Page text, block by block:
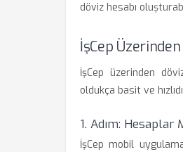
döviz hesabı
İşCep Üzerinden
İşCep üzerinden
oldukça basit ve
1. Adım: Hesaplar
İşCep mobil